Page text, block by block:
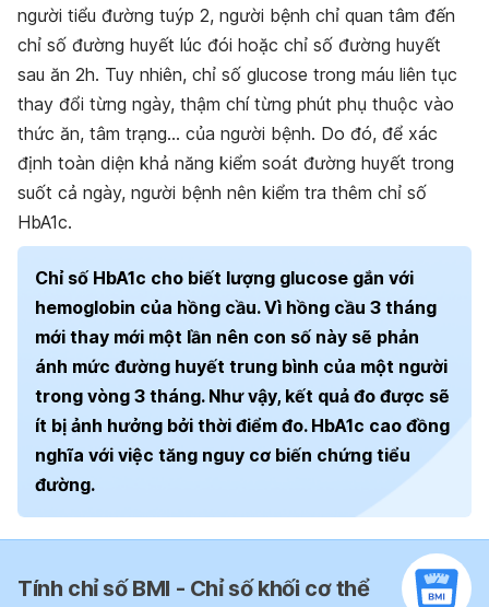
người tiểu đường tuýp 2, người bệnh chỉ quan tâm đến
chỉ số đường huyết lúc đói hoặc chỉ số đường huyết
sau ăn 2h. Tuy nhiên, chỉ số glucose trong máu liên tục
thay đổi từng ngày, thậm chí từng phút phụ thuộc vào
thức ăn, tâm trạng… của người bệnh. Do đó, để xác
định toàn diện khả năng kiểm soát đường huyết trong
suốt cả ngày, người bệnh nên kiểm tra thêm chỉ số
HbA1c.
Chỉ số HbA1c cho biết lượng glucose gắn với
hemoglobin của hồng cầu. Vì hồng cầu 3 tháng
mới thay mới một lần nên con số này sẽ phản
ánh mức đường huyết trung bình của một người
trong vòng 3 tháng. Như vậy, kết quả đo được sẽ
ít bị ảnh hưởng bởi thời điểm đo. HbA1c cao đồng
nghĩa với việc tăng nguy cơ biến chứng tiểu
đường.
Tính chỉ số BMI - Chỉ số khối cơ thể